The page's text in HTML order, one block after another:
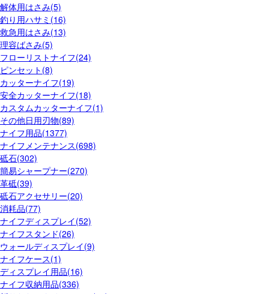
解体用はさみ(5)
釣り用ハサミ(16)
救急用はさみ(13)
理容ばさみ(5)
フローリストナイフ(24)
ピンセット(8)
カッターナイフ(19)
安全カッターナイフ(18)
カスタムカッターナイフ(1)
その他日用刃物(89)
ナイフ用品(1377)
ナイフメンテナンス(698)
砥石(302)
簡易シャープナー(270)
革砥(39)
砥石アクセサリー(20)
消耗品(77)
ナイフディスプレイ(52)
ナイフスタンド(26)
ウォールディスプレイ(9)
ナイフケース(1)
ディスプレイ用品(16)
ナイフ収納用品(336)